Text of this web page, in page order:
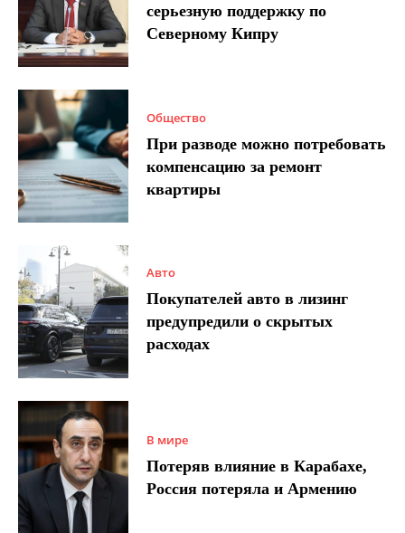
серьезную поддержку по
Северному Кипру
Общество
При разводе можно потребовать
компенсацию за ремонт
квартиры
Авто
Покупателей авто в лизинг
предупредили о скрытых
расходах
В мире
Потеряв влияние в Карабахе,
Россия потеряла и Армению